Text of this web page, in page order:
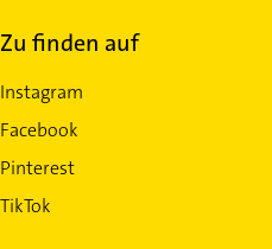
Zu finden auf
Instagram
Facebook
Pinterest
TikTok